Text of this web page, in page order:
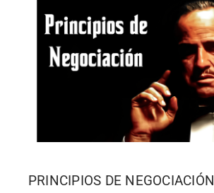
PRINCIPIOS DE NEGOCIACIÓN